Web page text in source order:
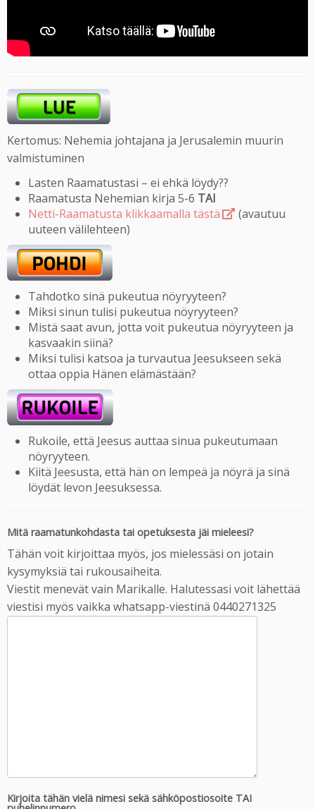
Kertomus: Nehemia johtajana ja Jerusalemin muurin
valmistuminen
Lasten Raamatustasi – ei ehkä löydy??
Raamatusta Nehemian kirja 5-6 TAI
Netti-Raamatusta klikkaamalla tästä
(avautuu
uuteen välilehteen)
Tahdotko sinä pukeutua nöyryyteen?
Miksi sinun tulisi pukeutua nöyryyteen?
Mistä saat avun, jotta voit pukeutua nöyryyteen ja
kasvaakin siinä?
Miksi tulisi katsoa ja turvautua Jeesukseen sekä
ottaa oppia Hänen elämästään?
Rukoile, että Jeesus auttaa sinua pukeutumaan
nöyryyteen.
Kiitä Jeesusta, että hän on lempeä ja nöyrä ja sinä
löydät levon Jeesuksessa.
Mitä raamatunkohdasta tai opetuksesta jäi mieleesi?
Tähän voit kirjoittaa myös, jos mielessäsi on jotain
kysymyksiä tai rukousaiheita.
Viestit menevät vain Marikalle. Halutessasi voit lähettää
viestisi myös vaikka whatsapp-viestinä 0440271325
Kirjoita tähän vielä nimesi sekä sähköpostiosoite TAI